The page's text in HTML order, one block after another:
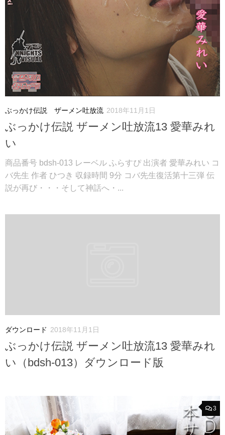
ぶっかけ伝説 ザーメン吐放流 2018年11月1日
ぶっかけ伝説 ザーメン吐放流13 愛華みれ
い
商品番号 bdsh-013 レーベル ふらすぴ 出演者 愛華みれい コ
バ先生 作者 ひつき 収録時間 9分 コバ先生復活第十三弾 伝
説が再び・・・そして神話へ・...
ダウンロード 2018年11月1日
ぶっかけ伝説 ザーメン吐放流13 愛華みれ
い（bdsh-013）ダウンロード版
3